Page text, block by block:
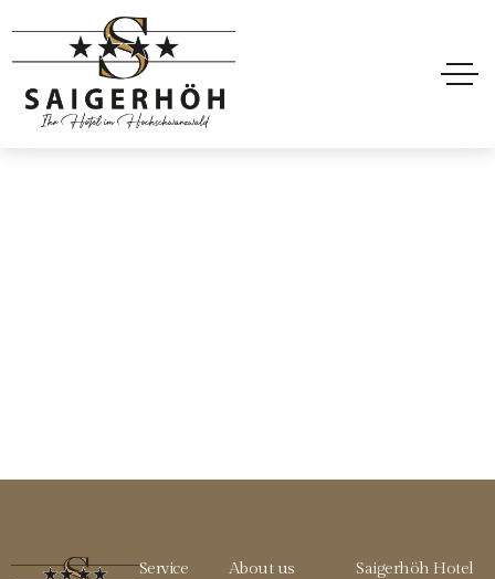
Service
About us
Saigerhöh Hotel